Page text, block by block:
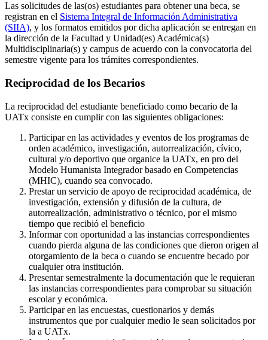
Las solicitudes de las(os) estudiantes para obtener una beca, se
registran en el Sistema Integral de Información Administrativa
(SIIA), y los formatos emitidos por dicha aplicación se entregan en
la dirección de la Facultad y Unidad(es) Académica(s)
Multidisciplinaria(s) y campus de acuerdo con la convocatoria del
semestre vigente para los trámites correspondientes.
Reciprocidad de los Becarios
La reciprocidad del estudiante beneficiado como becario de la
UATx consiste en cumplir con las siguientes obligaciones:
Participar en las actividades y eventos de los programas de
orden académico, investigación, autorrealización, cívico,
cultural y/o deportivo que organice la UATx, en pro del
Modelo Humanista Integrador basado en Competencias
(MHIC), cuando sea convocado.
Prestar un servicio de apoyo de reciprocidad académica, de
investigación, extensión y difusión de la cultura, de
autorrealización, administrativo o técnico, por el mismo
tiempo que recibió el beneficio
Informar con oportunidad a las instancias correspondientes
cuando pierda alguna de las condiciones que dieron origen al
otorgamiento de la beca o cuando se encuentre becado por
cualquier otra institución.
Presentar semestralmente la documentación que le requieran
las instancias correspondientes para comprobar su situación
escolar y económica.
Participar en las encuestas, cuestionarios y demás
instrumentos que por cualquier medio le sean solicitados por
la a UATx.